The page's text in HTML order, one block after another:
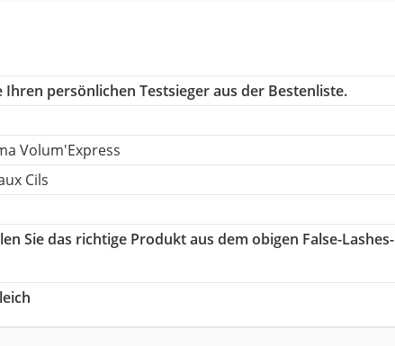
Ihren persönlichen Testsieger aus der Bestenliste.
Volum'Express
Cils
Sie das richtige Produkt aus dem obigen False-Lashes-